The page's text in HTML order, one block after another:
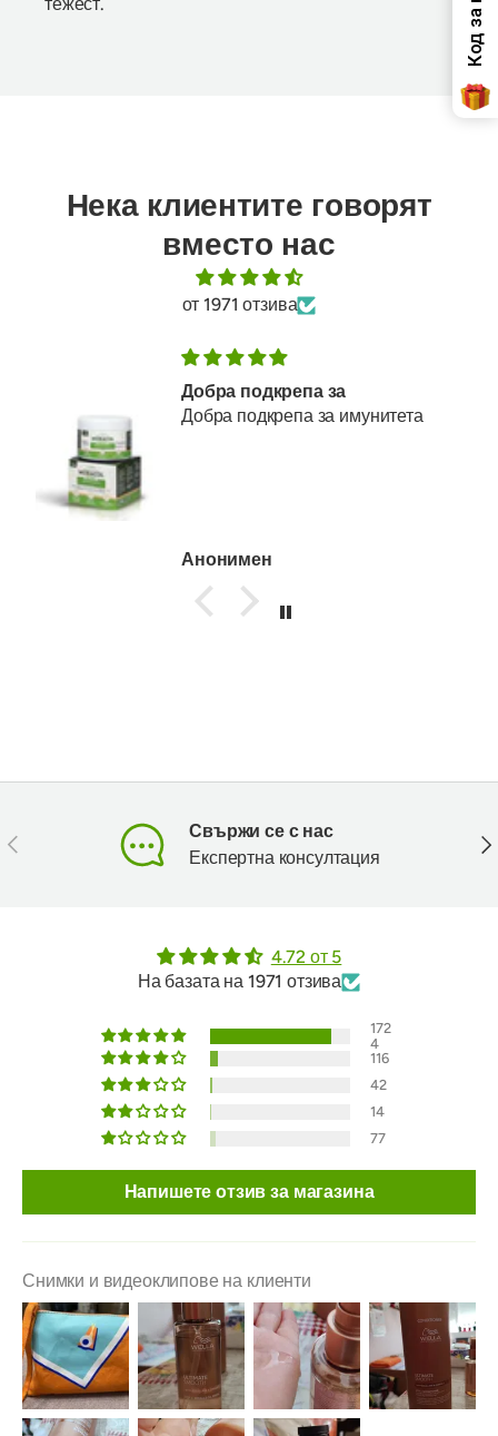
Нека клиентите говорят
вместо нас
от 1971 отзива
Добра подкрепа за
Добра подкрепа за имунитета
Анонимен
Предишен
Свържи се с нас
Експертна консултация
4.72 от 5
На базата на 1971 отзива
172
4
116
42
14
77
Напишете отзив за магазина
Снимки и видеоклипове на клиенти